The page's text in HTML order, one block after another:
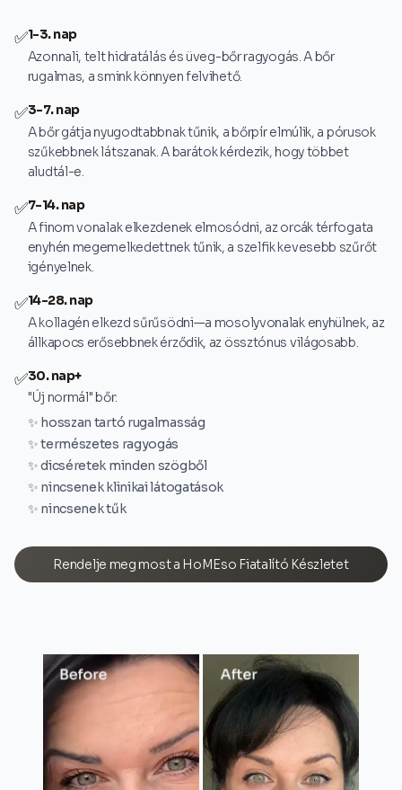
✅1-3. nap
Azonnali, telt hidratálás és üveg-bőr ragyogás. A bőr
rugalmas, a smink könnyen felvihető.
✅3-7. nap
A bőr gátja nyugodtabbnak tűnik, a bőrpír elmúlik, a pórusok
szűkebbnek látszanak. A barátok kérdezik, hogy többet
aludtál-e.
✅7-14. nap
A finom vonalak elkezdenek elmosódni, az orcák térfogata
enyhén megemelkedettnek tűnik, a szelfik kevesebb szűrőt
igényelnek.
✅14-28. nap
A kollagén elkezd sűrűsödni—a mosolyvonalak enyhülnek, az
állkapocs erősebbnek érződik, az össztónus világosabb.
✅30. nap+
"Új normál" bőr:
✨ hosszan tartó rugalmasság
✨ természetes ragyogás
✨ dicséretek minden szögből
✨ nincsenek klinikai látogatások
✨ nincsenek tűk
Rendelje meg most a HoMEso Fiatalító Készletet